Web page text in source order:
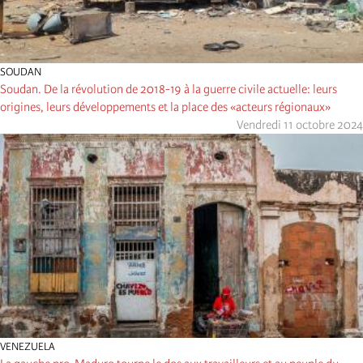
SOUDAN
Soudan. De la révolution de 2018-19 à la guerre civile actuelle: leurs
origines, leurs développements et la place des «acteurs régionaux»
Vendredi 11 octobre 2024
VENEZUELA